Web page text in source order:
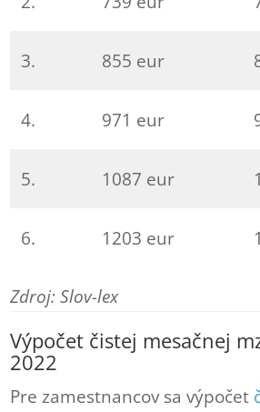
3. 855 eur
4. 971 eur
5. 1087 eur
6. 1203 eur
Zdroj: Slov-lex
Výpočet čistej mesačnej
2022
Pre zamestnancov sa výpočet